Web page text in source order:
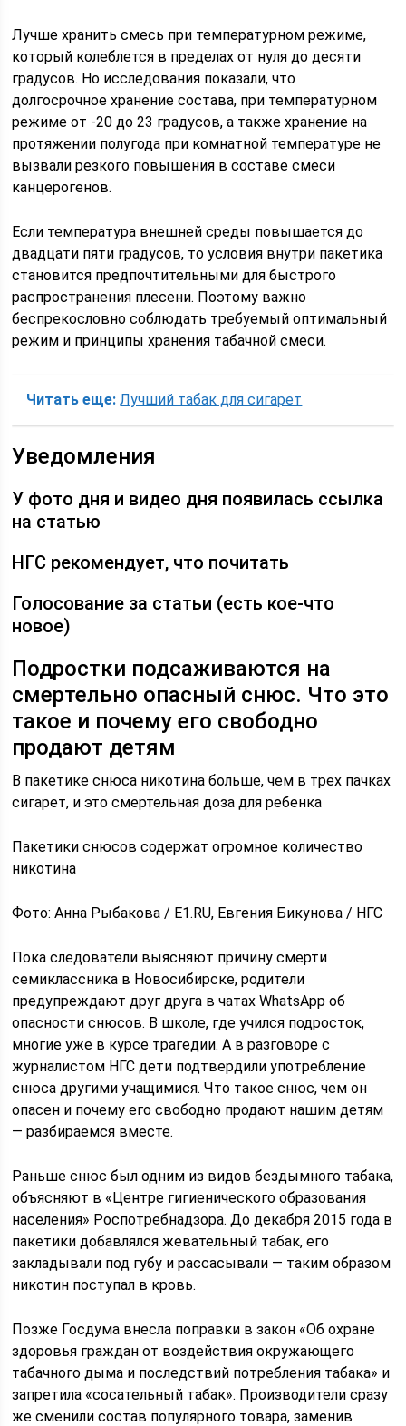
Лучше хранить смесь при температурном режиме,
который колеблется в пределах от нуля до десяти
градусов. Но исследования показали, что
долгосрочное хранение состава, при температурном
режиме от -20 до 23 градусов, а также хранение на
протяжении полугода при комнатной температуре не
вызвали резкого повышения в составе смеси
канцерогенов.
Если температура внешней среды повышается до
двадцати пяти градусов, то условия внутри пакетика
становится предпочтительными для быстрого
распространения плесени. Поэтому важно
беспрекословно соблюдать требуемый оптимальный
режим и принципы хранения табачной смеси.
Читать еще: Лучший табак для сигарет
Уведомления
У фото дня и видео дня появилась ссылка
на статью
НГС рекомендует, что почитать
Голосование за статьи (есть кое-что
новое)
Подростки подсаживаются на
смертельно опасный снюс. Что это
такое и почему его свободно
продают детям
В пакетике снюса никотина больше, чем в трех пачках
сигарет, и это смертельная доза для ребенка
Пакетики снюсов содержат огромное количество
никотина
Фото: Анна Рыбакова / Е1.RU, Евгения Бикунова / НГС
Пока следователи выясняют причину смерти
семиклассника в Новосибирске, родители
предупреждают друг друга в чатах WhatsApp об
опасности снюсов. В школе, где учился подросток,
многие уже в курсе трагедии. А в разговоре с
журналистом НГС дети подтвердили употребление
снюса другими учащимися. Что такое снюс, чем он
опасен и почему его свободно продают нашим детям
— разбираемся вместе.
Раньше снюс был одним из видов бездымного табака,
объясняют в «Центре гигиенического образования
населения» Роспотребнадзора. До декабря 2015 года в
пакетики добавлялся жевательный табак, его
закладывали под губу и рассасывали — таким образом
никотин поступал в кровь.
Позже Госдума внесла поправки в закон «Об охране
здоровья граждан от воздействия окружающего
табачного дыма и последствий потребления табака» и
запретила «сосательный табак». Производители сразу
же сменили состав популярного товара, заменив